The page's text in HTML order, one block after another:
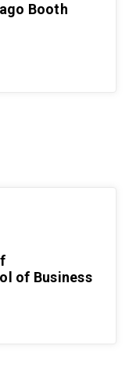
Booth
of Business